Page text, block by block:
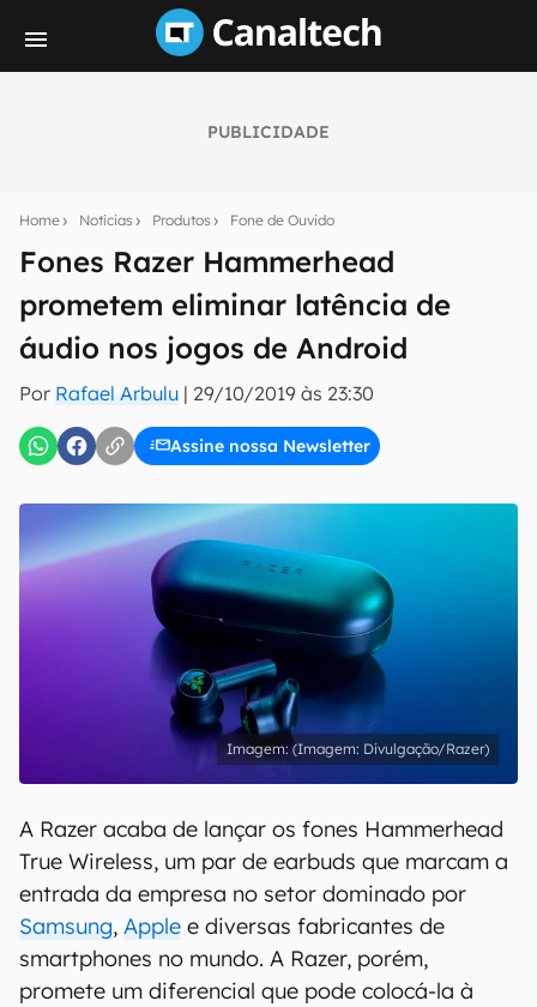
PUBLICIDADE
Home Notícias Produtos Fone de Ouvido
Fones Razer Hammerhead
prometem eliminar latência de
áudio nos jogos de Android
Por Rafael Arbulu | 29/10/2019 às 23:30
Assine nossa Newsletter
notícias e reviews sobre tecnologia em primeira
E-mail
inscreva-se
Uso e Política de Privacidade do Canaltech.
(Imagem: Divulgação/Razer)
A Razer acaba de lançar os fones Hammerhead
True Wireless, um par de earbuds que marcam a
entrada da empresa no setor dominado por
Samsung, Apple e diversas fabricantes de
smartphones no mundo. A Razer, porém,
promete um diferencial que pode colocá-la à